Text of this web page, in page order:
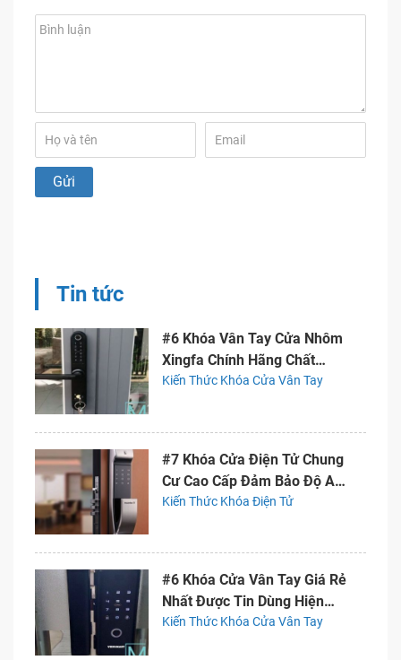
Tin tức
#6 Khóa Vân Tay Cửa Nhôm
Xingfa Chính Hãng Chất
Lượng
Kiến Thức Khóa Cửa Vân Tay
#7 Khóa Cửa Điện Tử Chung
Cư Cao Cấp Đảm Bảo Độ An
Toàn
Kiến Thức Khóa Điện Tử
#6 Khóa Cửa Vân Tay Giá Rẻ
Nhất Được Tin Dùng Hiện
Nay
Kiến Thức Khóa Cửa Vân Tay